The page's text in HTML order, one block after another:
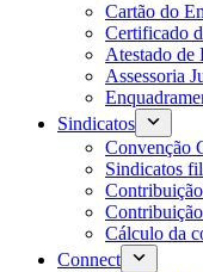
Cartão do
Certificado
Atestado de
Assessoria
Sindicatos
Convenção
Sindicatos
Cálculo da
Connect